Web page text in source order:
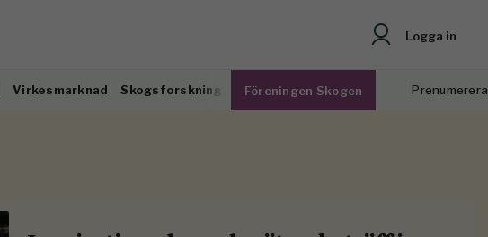
Logga in
Virkesmarknad Skogsforskning Föreningen Skogen Prenumerera